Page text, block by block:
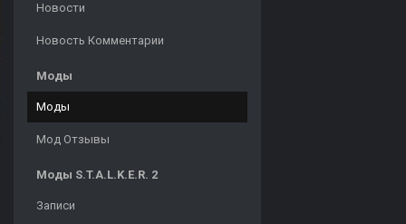
Новости
Новость Комментарии
Моды
Моды
Мод Отзывы
Моды S.T.A.L.K.E.R. 2
Записи